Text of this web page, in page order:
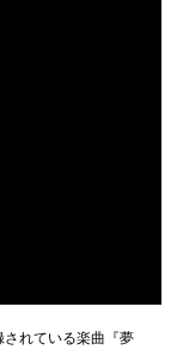
れている楽曲『夢